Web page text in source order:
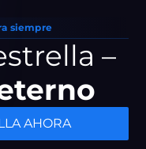
siempre
–
AHORA